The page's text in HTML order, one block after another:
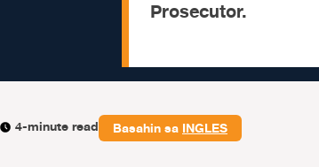
Prosecutor.
4-minute read Basahin saINGLES